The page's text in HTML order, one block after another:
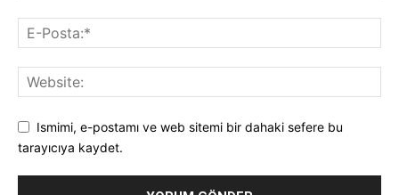
Ismimi, e-postamı ve web sitemi bir dahaki sefere bu
tarayıcıya kaydet.